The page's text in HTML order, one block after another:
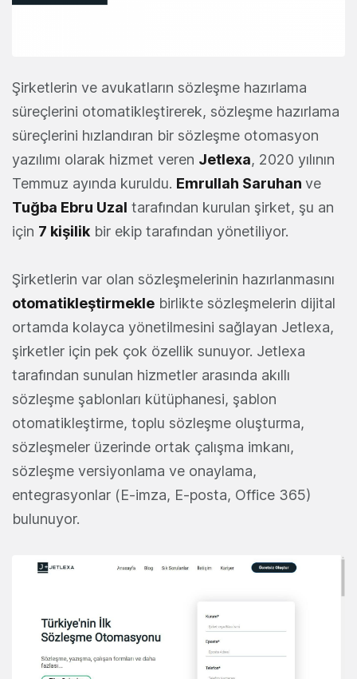
Şirketlerin ve avukatların sözleşme hazırlama
süreçlerini otomatikleştirerek, sözleşme hazırlama
süreçlerini hızlandıran bir sözleşme otomasyon
yazılımı olarak hizmet veren Jetlexa, 2020 yılının
Temmuz ayında kuruldu. Emrullah Saruhan ve
Tuğba Ebru Uzal tarafından kurulan şirket, şu an
için 7 kişilik bir ekip tarafından yönetiliyor.
Şirketlerin var olan sözleşmelerinin hazırlanmasını
otomatikleştirmekle birlikte sözleşmelerin dijital
ortamda kolayca yönetilmesini sağlayan Jetlexa,
şirketler için pek çok özellik sunuyor. Jetlexa
tarafından sunulan hizmetler arasında akıllı
sözleşme şablonları kütüphanesi, şablon
otomatikleştirme, toplu sözleşme oluşturma,
sözleşmeler üzerinde ortak çalışma imkanı,
sözleşme versiyonlama ve onaylama,
entegrasyonlar (E-imza, E-posta, Office 365)
bulunuyor.